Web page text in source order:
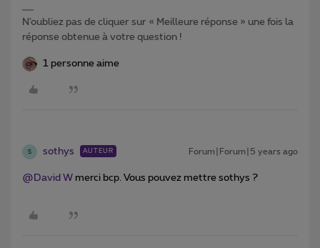
N’oubliez pas de cliquer sur « Meilleure réponse » une fois la
réponse obtenue à votre question !
1 personne aime
S sothys AUTEUR Forum|Forum|5 years ago
@David W merci bcp. Vous pouvez mettre sothys ?